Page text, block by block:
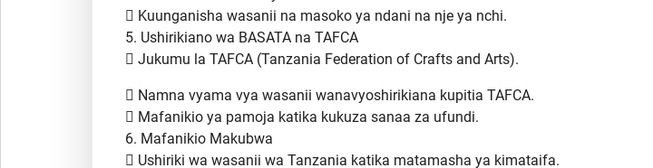
 Kuunganisha wasanii na masoko ya ndani na nje ya nchi.
5. Ushirikiano wa BASATA na TAFCA
 Jukumu la TAFCA (Tanzania Federation of Crafts and Arts).
 Namna vyama vya wasanii wanavyoshirikiana kupitia TAFCA.
 Mafanikio ya pamoja katika kukuza sanaa za ufundi.
6. Mafanikio Makubwa
 Ushiriki wa wasanii wa Tanzania katika matamasha ya kimataifa.